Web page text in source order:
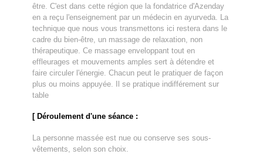
être. C'est dans cette région que la fondatrice d'Azenday
en a reçu l'enseignement par un médecin en ayurveda. La
technique que nous vous transmettons ici restera dans le
cadre du bien-être, un massage de relaxation, non
thérapeutique. Ce massage enveloppant tout en
effleurages et mouvements amples sert à détendre et
faire circuler l'énergie. Chacun peut le pratiquer de façon
plus ou moins appuyée. Il se pratique indifférement sur
table
[ Déroulement d'une séance :
La personne massée est nue ou conserve ses sous-
vêtements, selon son choix.